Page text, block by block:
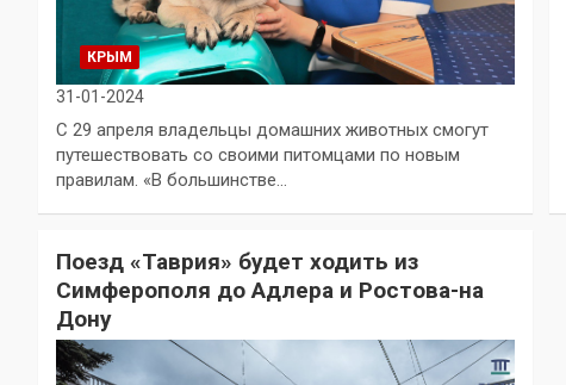
КРЫМ
31-01-2024
С 29 апреля владельцы домашних животных смогут
путешествовать со своими питомцами по новым
правилам. «В большинстве…
Поезд «Таврия» будет ходить из
Симферополя до Адлера и Ростова-на
Дону